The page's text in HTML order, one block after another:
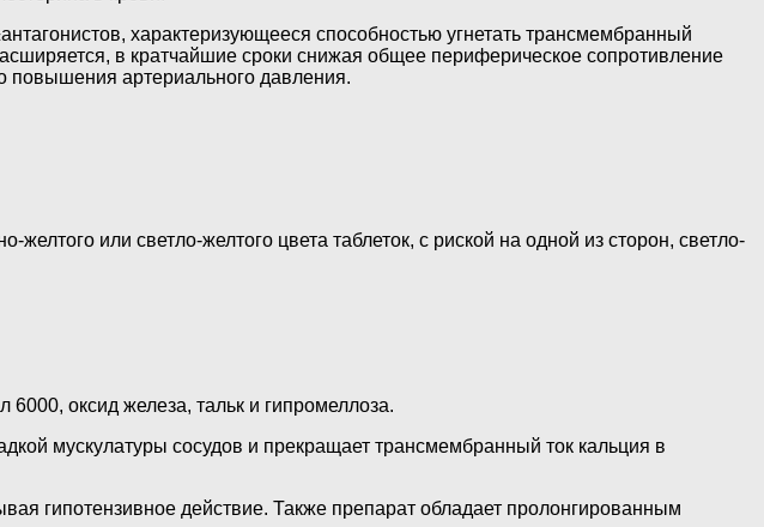
характеризующееся способностью угнетать трансмембранный
в кратчайшие сроки снижая общее периферическое сопротивление
повышения артериального давления.
или светло-желтого цвета таблеток, с риской на одной из сторон, светло-
оксид железа, тальк и гипромеллоза.
мускулатуры сосудов и прекращает трансмембранный ток кальция в
гипотензивное действие. Также препарат обладает пролонгированным